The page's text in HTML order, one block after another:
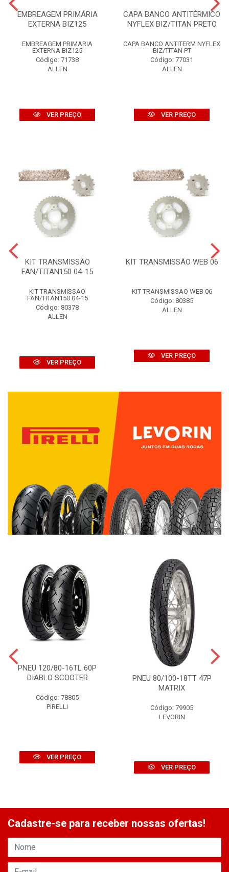
EMBREAGEM PRIMÁRIA
EXTERNA BIZ125
EMBREAGEM PRIMARIA
EXTERNA BIZ125
Código: 71738
ALLEN
VER PREÇO
CAPA BANCO ANTITÉRMICO
NYFLEX BIZ/TITAN PRETO
CAPA BANCO ANTITERM NYFLEX
BIZ/TITAN PT
Código: 77031
ALLEN
VER PREÇO
KIT TRANSMISSÃO
FAN/TITAN150 04-15
KIT TRANSMISSAO
FAN/TITAN150 04-15
Código: 80378
ALLEN
VER PREÇO
KIT TRANSMISSÃO WEB 06
KIT TRANSMISSAO WEB 06
Código: 80385
ALLEN
VER PREÇO
PNEU 120/80-16TL 60P
DIABLO SCOOTER
Código: 78805
PIRELLI
VER PREÇO
PNEU 80/100-18TT 47P
MATRIX
Código: 79905
LEVORIN
VER PREÇO
Cadastre-se para receber nossas ofertas!